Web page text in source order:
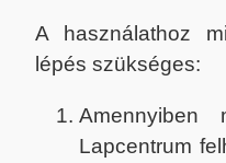
A használathoz
lépés szükséges:
Amennyiben
Lapcentrum